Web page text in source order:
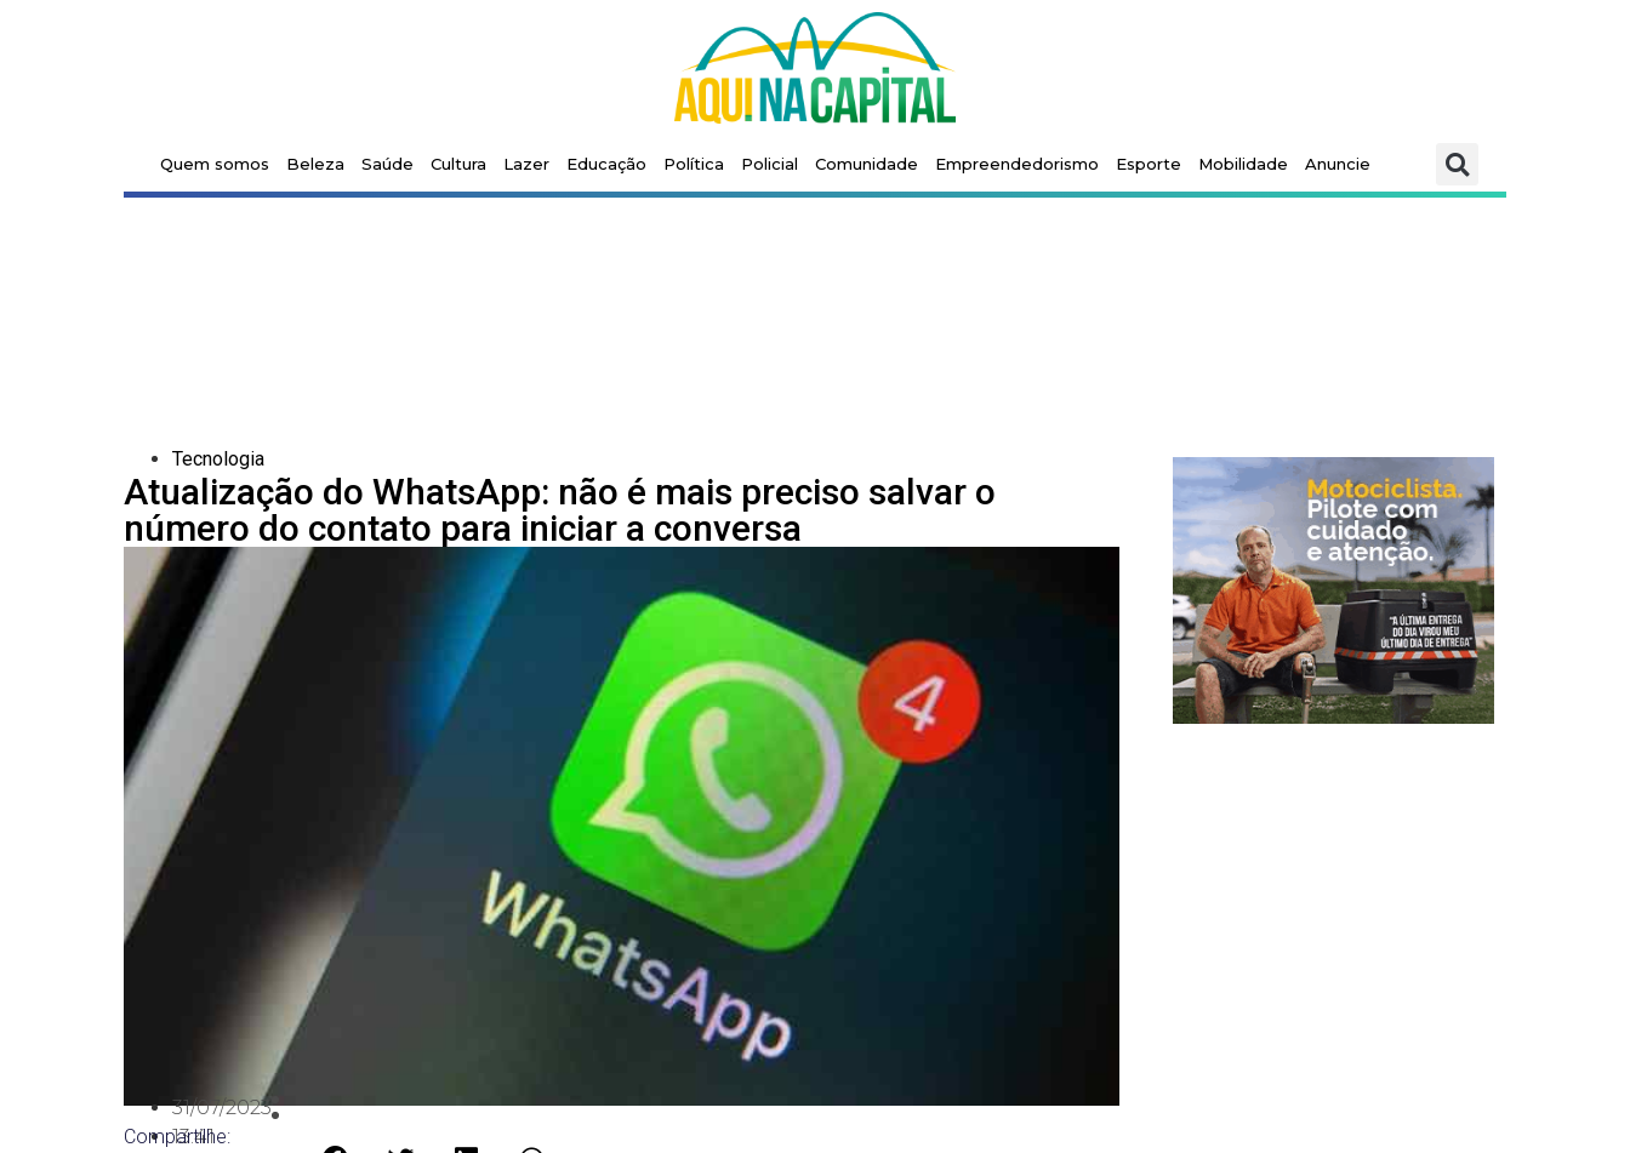
Quem somos Beleza Saúde Cultura Lazer Educação Política Policial Comunidade Empreendedorismo Esporte Mobilidade Anuncie
Tecnologia
Atualização do WhatsApp: não é mais preciso salvar o
número do contato para iniciar a conversa
31/07/2023
13:41
Compartilhe: